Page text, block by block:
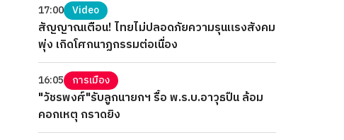
17:00 Video
สัญญาณเตือน! ไทยไม่ปลอดภัยความรุนแรงสังคม
พุ่ง เกิดโศกนาฏกรรมต่อเนื่อง
16:05 การเมือง
"วัชรพงศ์"รับลูกนายกฯ รื้อ พ.ร.บ.อาวุธปืน ล้อม
คอกเหตุ กราดยิง